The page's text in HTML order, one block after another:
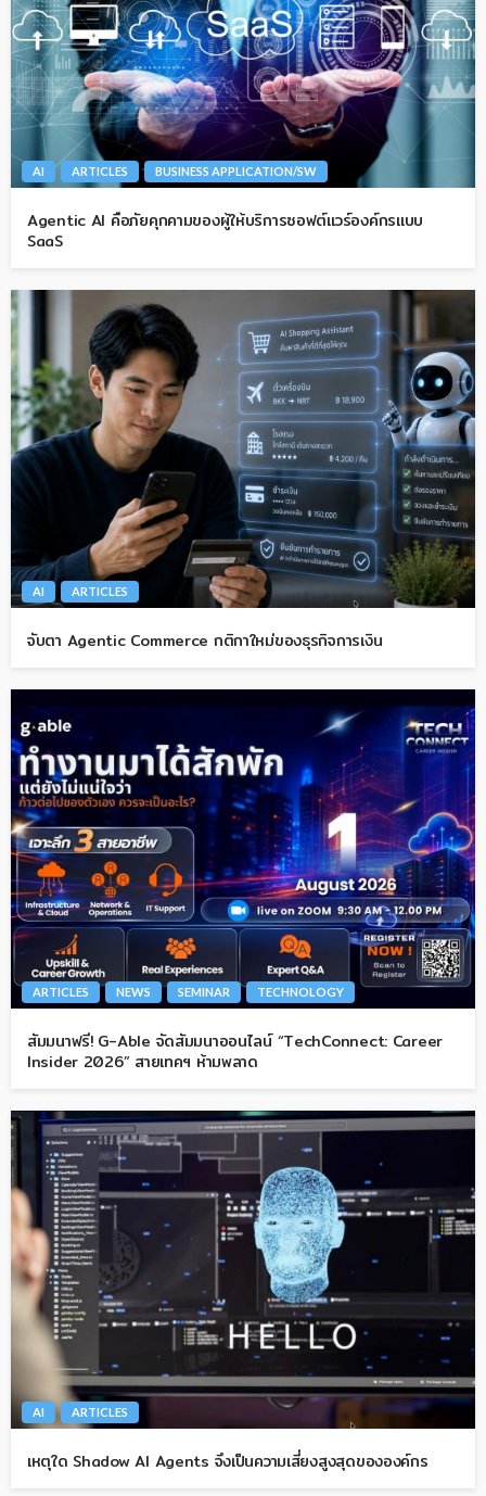
AI ARTICLES BUSINESS APPLICATION/SW
Agentic AI คือภัยคุกคามของผู้ให้บริการซอฟต์แวร์องค์กรแบบ
SaaS
AI ARTICLES
จับตา Agentic Commerce กติกาใหม่ของธุรกิจการเงิน
ARTICLES NEWS SEMINAR TECHNOLOGY
สัมมนาฟรี! G-Able จัดสัมมนาออนไลน์ “TechConnect: Career
Insider 2026” สายเทคฯ ห้ามพลาด
AI ARTICLES
เหตุใด Shadow AI Agents จึงเป็นความเสี่ยงสูงสุดขององค์กร